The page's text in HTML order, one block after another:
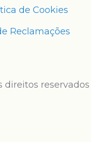
de Cookies
Reclamações
direitos reservados